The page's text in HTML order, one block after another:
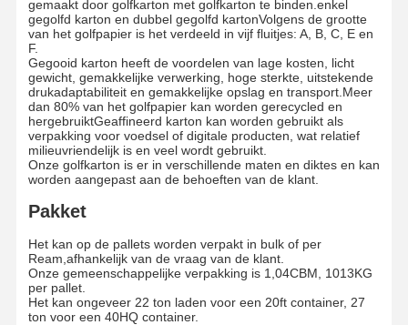
Door De
Fabriek
Role
Contact Met
Ons Op
Gevallen Bloggen
Grijs karton
Duplexraad
Compensatiedocument
gemaakt door golfkarton met golfkarton te binden.enkel
gegolfd karton en dubbel gegolfd kartonVolgens de grootte
van het golfpapier is het verdeeld in vijf fluitjes: A, B, C, E en
F.
Gegooid karton heeft de voordelen van lage kosten, licht
gewicht, gemakkelijke verwerking, hoge sterkte, uitstekende
drukadaptabiliteit en gemakkelijke opslag en transport.Meer
dan 80% van het golfpapier kan worden gerecycled en
hergebruiktGeaffineerd karton kan worden gebruikt als
verpakking voor voedsel of digitale producten, wat relatief
milieuvriendelijk is en veel wordt gebruikt.
Onze golfkarton is er in verschillende maten en diktes en kan
worden aangepast aan de behoeften van de klant.
Pakket
Het kan op de pallets worden verpakt in bulk of per
Ream,afhankelijk van de vraag van de klant.
Onze gemeenschappelijke verpakking is 1,04CBM, 1013KG
per pallet.
Het kan ongeveer 22 ton laden voor een 20ft container, 27
ton voor een 40HQ container.